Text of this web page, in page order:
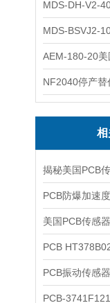
相
PCB防爆加速
PCB振动传感
PCB-